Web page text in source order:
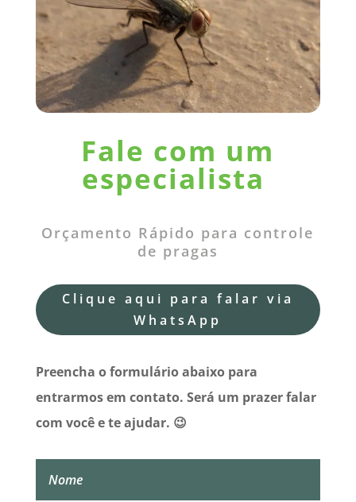
Fale com um
especialista
Orçamento Rápido para controle
de pragas
Clique aqui para falar via
WhatsApp
Preencha o formulário abaixo para
entrarmos em contato. Será um prazer falar
com você e te ajudar. 😉